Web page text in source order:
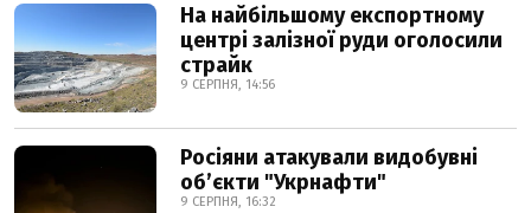
На найбільшому експортному
центрі залізної руди оголосили
страйк
9 СЕРПНЯ, 14:56
Росіяни атакували видобувні
обʼєкти "Укрнафти"
9 СЕРПНЯ, 16:32